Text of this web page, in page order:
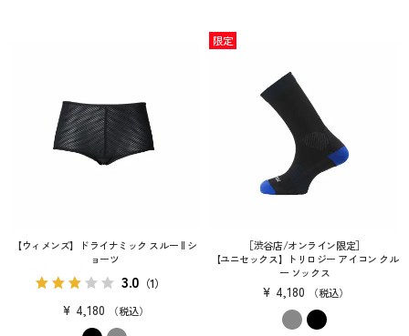
【ウィメンズ】ドライナミック スルー II シ
ョーツ
3.0 （1）
¥ 4,180 税込
［渋谷店/オンライン限定］
【ユニセックス】トリロジー アイコン クル
ー ソックス
¥ 4,180 税込
限定